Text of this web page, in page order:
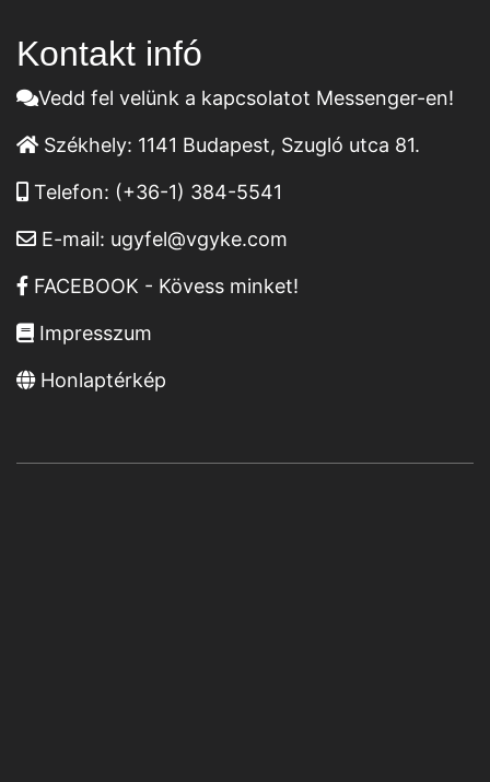
Kontakt infó
Vedd fel velünk a kapcsolatot Messenger-en!
Székhely: 1141 Budapest, Szugló utca 81.
Telefon: (+36-1) 384-5541
E-mail: ugyfel@vgyke.com
FACEBOOK - Kövess minket!
Impresszum
Honlaptérkép